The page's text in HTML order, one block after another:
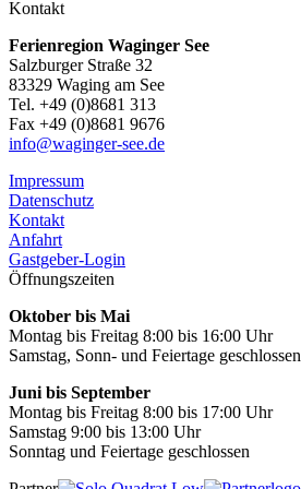
Kontakt
Ferienregion Waginger See
Salzburger Straße 32
83329 Waging am See
Tel. +49 (0)8681 313
Fax +49 (0)8681 9676
info@waginger-see.de
Impressum
Datenschutz
Kontakt
Anfahrt
Gastgeber-Login
Öffnungszeiten
Oktober bis Mai
Montag bis Freitag 8:00 bis 16:00 Uhr
Samstag, Sonn- und Feiertage geschlossen
Juni bis September
Montag bis Freitag 8:00 bis 17:00 Uhr
Samstag 9:00 bis 13:00 Uhr
Sonntag und Feiertage geschlossen